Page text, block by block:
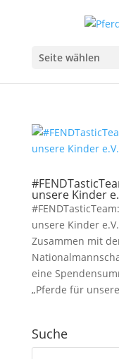
Seite wählen
unsere Kinder
unsere Kinder
Zusammen mit
eine
„Pferde für
Suche